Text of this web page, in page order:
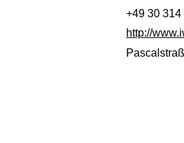
+49 30 314
http://